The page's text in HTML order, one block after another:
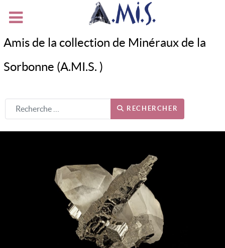
Amis de la collection de Minéraux de la
Sorbonne (A.MI.S. )
RECHERCHER